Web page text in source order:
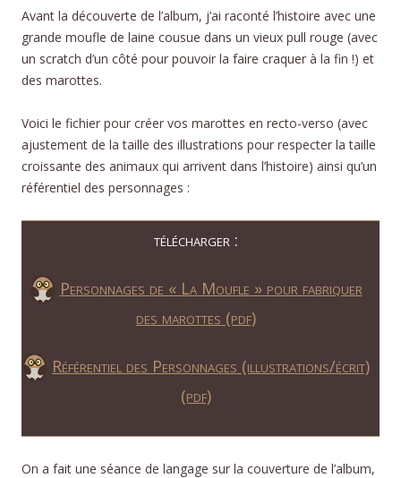
Avant la découverte de l’album, j’ai raconté l’histoire avec une
grande moufle de laine cousue dans un vieux pull rouge (avec
un scratch d’un côté pour pouvoir la faire craquer à la fin !) et
des marottes.
Voici le fichier pour créer vos marottes en recto-verso (avec
ajustement de la taille des illustrations pour respecter la taille
croissante des animaux qui arrivent dans l’histoire) ainsi qu’un
référentiel des personnages :
télécharger :
Personnages de « La Moufle » pour fabriquer
des marottes (pdf)
Référentiel des Personnages (illustrations/écrit)
(pdf)
On a fait une séance de langage sur la couverture de l’album,